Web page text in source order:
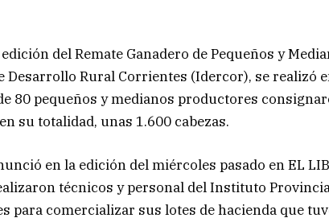
del Remate Ganadero de Pequeños y
Desarrollo Rural Corrientes (Idercor), se realizó
80 pequeños y medianos productores
su totalidad, unas 1.600 cabezas.
en la edición del miércoles pasado en EL
técnicos y personal del Instituto
para comercializar sus lotes de hacienda que